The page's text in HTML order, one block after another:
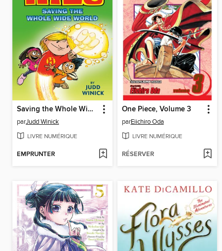
Saving the Whole Wide World
parJudd Winick
LIVRE NUMÉRIQUE
EMPRUNTER
One Piece, Volume 3
parEiichiro Oda
LIVRE NUMÉRIQUE
RÉSERVER